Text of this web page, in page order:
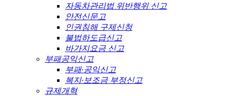
자동차관리법 위반행위 신고
안전신문고
인권침해 구제신청
불법하도급신고
바가지요금 신고
부패공익신고
부패·공익신고
복지·보조금 부정신고
규제개혁